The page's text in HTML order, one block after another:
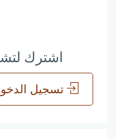
اشترك
تسجيل